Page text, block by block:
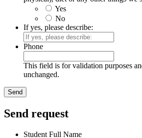
Yes
No
If yes, please describe:
Phone
This field is for validation purposes
unchanged.
Send request
Student Full Name